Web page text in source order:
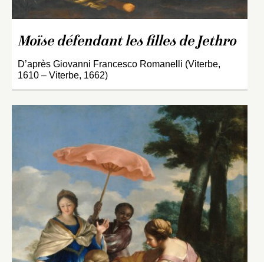
Moïse défendant les filles de Jethro
D’après Giovanni Francesco Romanelli (Viterbe,
1610 – Viterbe, 1662)